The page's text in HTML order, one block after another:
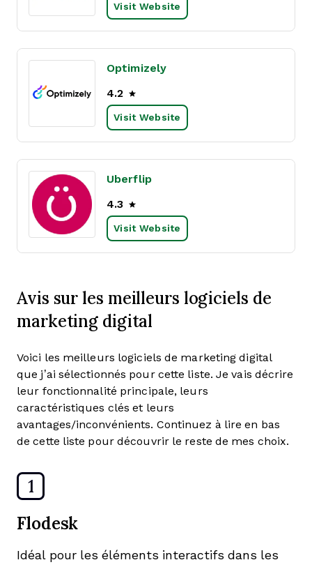
Visit Website
Optimizely
4.2
Visit Website
Uberflip
4.3
Visit Website
Avis sur les meilleurs logiciels de
marketing digital
Voici les meilleurs logiciels de marketing digital
que j’ai sélectionnés pour cette liste. Je vais décrire
leur fonctionnalité principale, leurs
caractéristiques clés et leurs
avantages/inconvénients. Continuez à lire en bas
de cette liste pour découvrir le reste de mes choix.
1
Flodesk
Idéal pour les éléments interactifs dans les